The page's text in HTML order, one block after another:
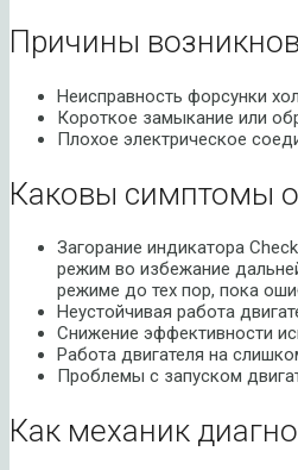
Причины
Неисправность форсунки
Короткое замыкание или
Плохое электрическое
Каковы симптомы
Загорание индикатора
режим во избежание
режиме до тех пор, пока
Неустойчивая работа
Снижение эффективности
Работа двигателя на
Проблемы с запуском
Как механик